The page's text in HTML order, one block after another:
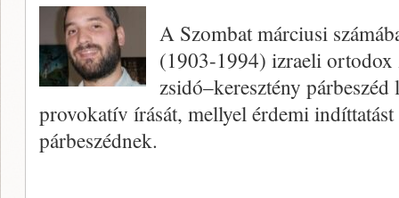
A Szombat márciusi
(1903-1994) izraeli
zsidó–keresztény
provokatív írását, mellyel érdemi
párbeszédnek.